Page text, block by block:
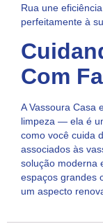
Rua une
perfeitamente à
Com
A Vassoura Casa
limpeza — ela é
como você cuida
associados às
solução moderna
espaços grandes
um aspecto